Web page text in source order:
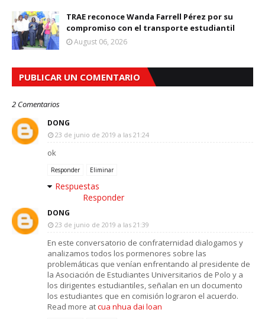
TRAE reconoce Wanda Farrell Pérez por su
compromiso con el transporte estudiantil
August 06, 2026
PUBLICAR UN COMENTARIO
2 Comentarios
DONG
23 de junio de 2019 a las 21:24
ok
Responder Eliminar
Respuestas
Responder
DONG
23 de junio de 2019 a las 21:39
En este conversatorio de confraternidad dialogamos y
analizamos todos los pormenores sobre las
problemáticas que venían enfrentando al presidente de
la Asociación de Estudiantes Universitarios de Polo y a
los dirigentes estudiantiles, señalan en un documento
los estudiantes que en comisión lograron el acuerdo.
Read more atcua nhua dai loan